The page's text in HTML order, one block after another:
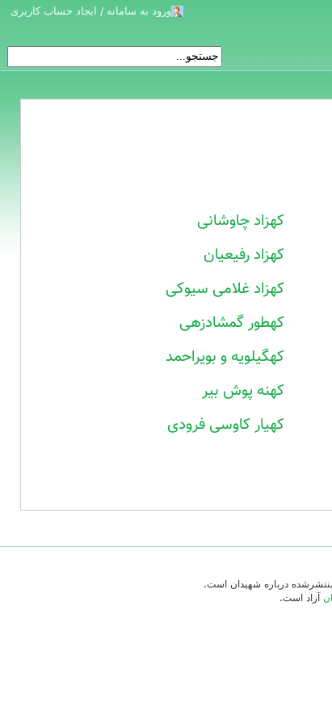
کهزاد چاوشانی
کهزاد رفیعیان
کهزاد غلامی سیوکی
کهطور گمشادزهی
کهگیلویه و بویراحمد
کهنه پوش بیر
کهیار کاوسی فرودی
ورود به سامانه / ایجاد حساب کاربری
منتشرشده درباره شهیدان است.
آزاد است.